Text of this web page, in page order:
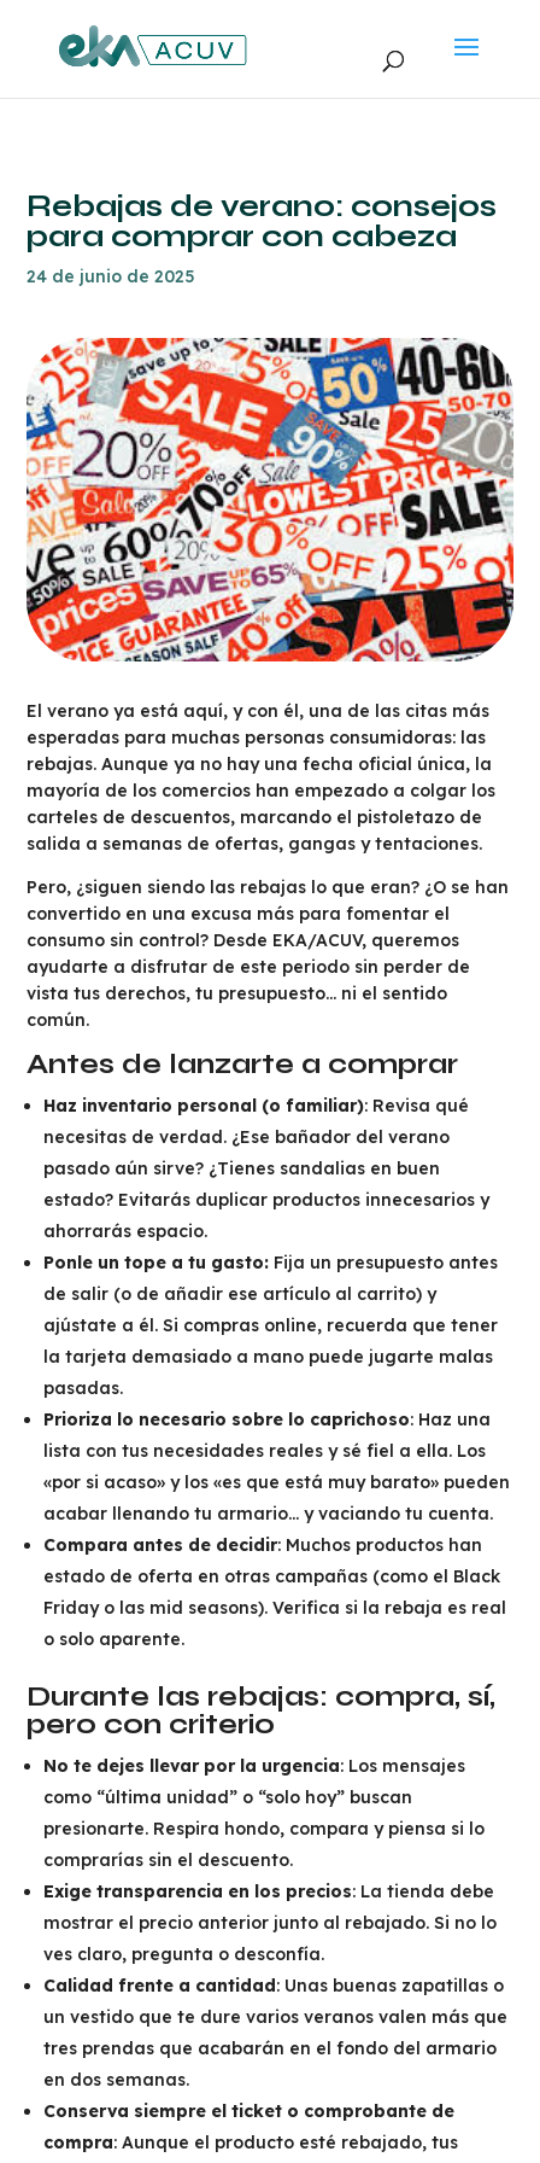
Rebajas de verano: consejos
para comprar con cabeza
24 de junio de 2025
El verano ya está aquí, y con él, una de las citas más
esperadas para muchas personas consumidoras: las
rebajas. Aunque ya no hay una fecha oficial única, la
mayoría de los comercios han empezado a colgar los
carteles de descuentos, marcando el pistoletazo de
salida a semanas de ofertas, gangas y tentaciones.
Pero, ¿siguen siendo las rebajas lo que eran? ¿O se han
convertido en una excusa más para fomentar el
consumo sin control? Desde EKA/ACUV, queremos
ayudarte a disfrutar de este periodo sin perder de
vista tus derechos, tu presupuesto… ni el sentido
común.
Antes de lanzarte a comprar
Haz inventario personal (o familiar): Revisa qué
necesitas de verdad. ¿Ese bañador del verano
pasado aún sirve? ¿Tienes sandalias en buen
estado? Evitarás duplicar productos innecesarios y
ahorrarás espacio.
Ponle un tope a tu gasto: Fija un presupuesto antes
de salir (o de añadir ese artículo al carrito) y
ajústate a él. Si compras online, recuerda que tener
la tarjeta demasiado a mano puede jugarte malas
pasadas.
Prioriza lo necesario sobre lo caprichoso: Haz una
lista con tus necesidades reales y sé fiel a ella. Los
«por si acaso» y los «es que está muy barato» pueden
acabar llenando tu armario… y vaciando tu cuenta.
Compara antes de decidir: Muchos productos han
estado de oferta en otras campañas (como el Black
Friday o las mid seasons). Verifica si la rebaja es real
o solo aparente.
Durante las rebajas: compra, sí,
pero con criterio
No te dejes llevar por la urgencia: Los mensajes
como “última unidad” o “solo hoy” buscan
presionarte. Respira hondo, compara y piensa si lo
comprarías sin el descuento.
Exige transparencia en los precios: La tienda debe
mostrar el precio anterior junto al rebajado. Si no lo
ves claro, pregunta o desconfía.
Calidad frente a cantidad: Unas buenas zapatillas o
un vestido que te dure varios veranos valen más que
tres prendas que acabarán en el fondo del armario
en dos semanas.
Conserva siempre el ticket o comprobante de
compra: Aunque el producto esté rebajado, tus